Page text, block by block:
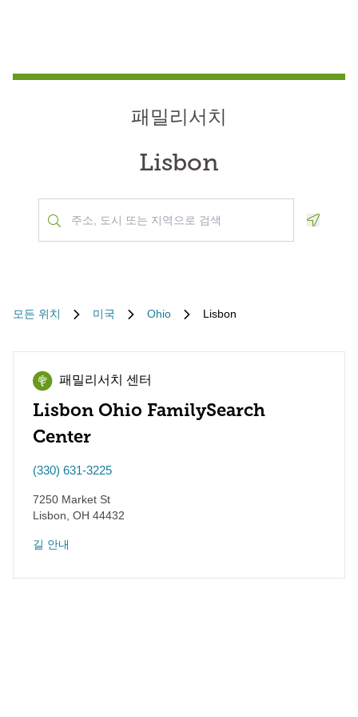
패밀리서치
Lisbon
모든 위치 미국 Ohio Lisbon
패밀리서치 센터
Lisbon Ohio FamilySearch
Center
(330) 631-3225
7250 Market St
Lisbon OH 44432
길 안내